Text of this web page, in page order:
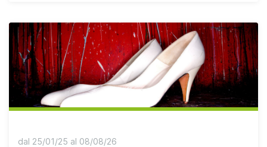
dal 25/01/25 al 08/08/26